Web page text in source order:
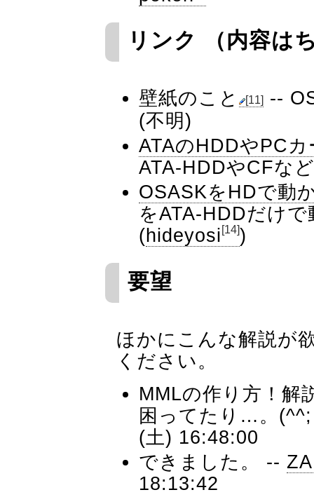
リンク （内容は
壁紙のこと [11]--
(不明)
ATAのHDDやPC
ATA-HDDやCFな
OSASKをHDで動
をATA-HDDだけ
(hideyosi [14])
要望
ほかにこんな解説が
ください。
MMLの作り方！解
困ってたり…。
(土) 16:48:00
できました。 --
18:13:42